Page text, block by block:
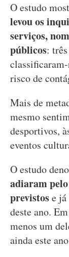
O estudo
levou os
serviços,
públicos:
risco de
Mais de
mesmo
desportivos,
eventos
O estudo
adiaram
previstose
deste ano.
menos um
ainda este